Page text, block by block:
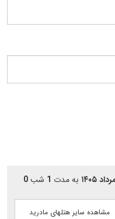
به مدت 1 شب0
مشاهده سایر هتلهای مادرید